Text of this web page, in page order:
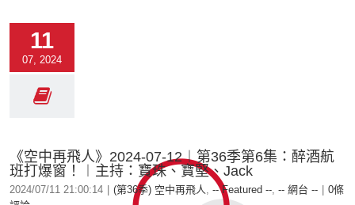
11
07, 2024
《空中再飛人》2024-07-12︱第36季第6集：醉酒航
班打爆窗！︱主持：寶珠、寶堅、Jack
2024/07/11 21:00:14 (第36季) 空中再飛人, -- Featured --, -- 網台 --
0條